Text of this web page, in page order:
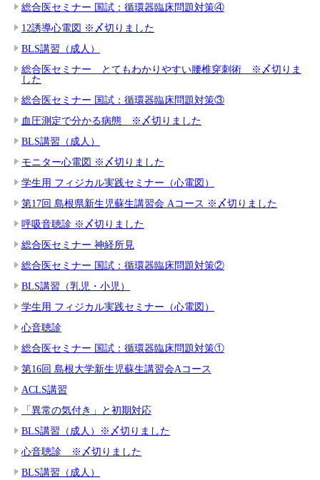
総合医セミナー 国試：循環器臨床問題対策④
12誘導心電図 ※〆切りました
BLS講習（成人）
総合医セミナー とてもわかりやすい腰椎穿刺術 ※〆切りま
した
総合医セミナー 国試：循環器臨床問題対策③
血圧測定で分かる病態 ※〆切りました
BLS講習（成人）
モニター心電図 ※〆切りました
学生用 フィジカル実践セミナー（心電図）
第17回 島根県新生児蘇生講習会 Aコース ※〆切りました
呼吸音聴診 ※〆切りました
総合医セミナー 神経所見
総合医セミナー 国試：循環器臨床問題対策②
BLS講習（乳児・小児）
学生用 フィジカル実践セミナー（心電図）
心音聴診
総合医セミナー 国試：循環器臨床問題対策①
第16回 島根大学新生児蘇生講習会Aコース
ACLS講習
「異常の気付き」と初期対応
BLS講習（成人）※〆切りました
心音聴診 ※〆切りました
BLS講習（成人）